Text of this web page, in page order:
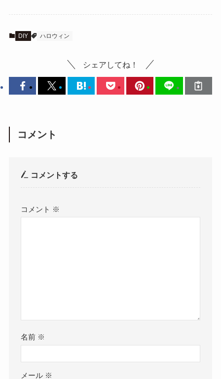
DIY ハロウィン
シェアしてね！
コメント
コメントする
コメント ※
名前 ※
メール ※